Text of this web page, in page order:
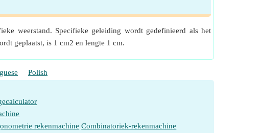
weerstand. Specifieke geleiding wordt gedefinieerd als het
geplaatst, is 1 cm2 en lengte 1 cm.
Polish
rekenmachine Combinatoriek-rekenmachine